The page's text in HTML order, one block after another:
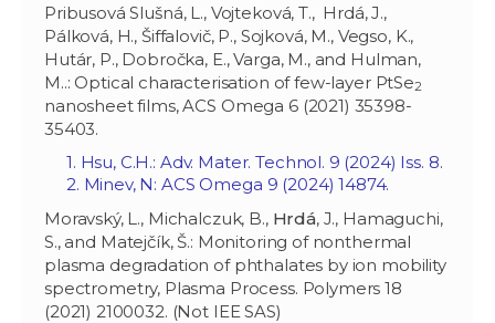
Pribusová Slušná, L., Vojteková, T., Hrdá, J.,
Pálková, H., Šiffalovič, P., Sojková, M., Vegso, K.,
Hutár, P., Dobročka, E., Varga, M., and Hulman,
M..: Optical characterisation of few-layer PtSe2
nanosheet films, ACS Omega 6 (2021) 35398-
35403.
1. Hsu, C.H.: Adv. Mater. Technol. 9 (2024) Iss. 8.
2. Minev, N: ACS Omega 9 (2024) 14874.
Moravský, L., Michalczuk, B., Hrdá, J., Hamaguchi,
S., and Matejčík, Š.: Monitoring of nonthermal
plasma degradation of phthalates by ion mobility
spectrometry, Plasma Process. Polymers 18
(2021) 2100032. (Not IEE SAS)